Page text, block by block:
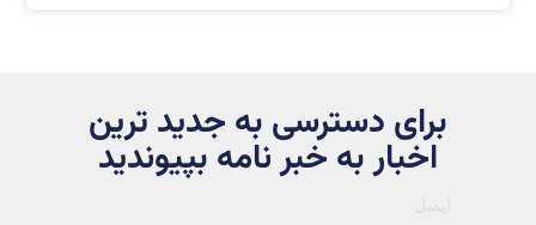
برای دسترسی به جدید ترین
اخبار به خبر نامه بپیوندید